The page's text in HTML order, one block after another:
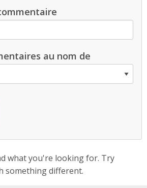
au nom de
what you're looking for. Try
something different.